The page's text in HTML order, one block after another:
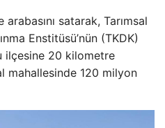
satarak, Tarımsal
Enstitüsü’nün (TKDK)
ilçesine 20 kilometre
mahallesinde 120 milyon